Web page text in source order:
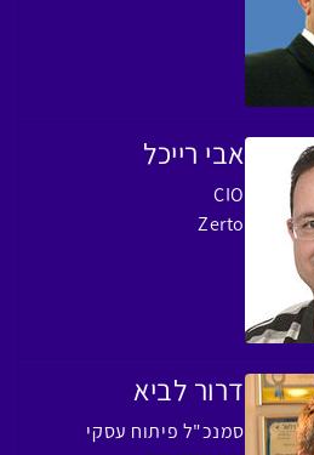
אבי רייכל
CIO
Zerto
דרור לביא
סמנכ"ל פיתוח עסקי